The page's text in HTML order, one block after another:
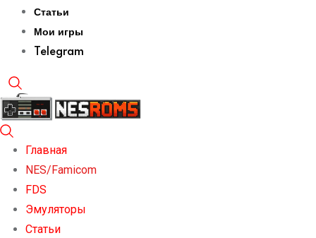
Статьи
Мои игры
Telegram
Главная
NES/Famicom
FDS
Эмуляторы
Статьи